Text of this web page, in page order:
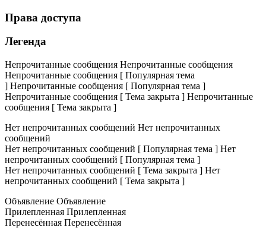
Права доступа
Легенда
Непрочитанные сообщения Непрочитанные сообщения
Непрочитанные сообщения [ Популярная тема
] Непрочитанные сообщения [ Популярная тема ]
Непрочитанные сообщения [ Тема закрыта ] Непрочитанные
сообщения [ Тема закрыта ]
Нет непрочитанных сообщений Нет непрочитанных
сообщений
Нет непрочитанных сообщений [ Популярная тема ] Нет
непрочитанных сообщений [ Популярная тема ]
Нет непрочитанных сообщений [ Тема закрыта ] Нет
непрочитанных сообщений [ Тема закрыта ]
Объявление Объявление
Прилепленная Прилепленная
Перенесённая Перенесённая